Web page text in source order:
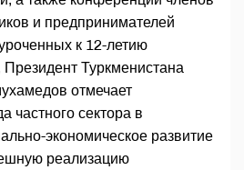
и предпринимателей
к 12-летию
Туркменистана
отмечает
частного сектора в
экономическое развитие
реализацию